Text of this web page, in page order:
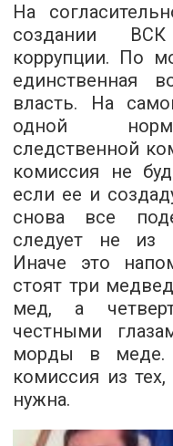
На
создании
коррупции. По
единственная
власть. На
одной
следственной
комиссия не
если ее и
снова все
следует не из
Иначе это
стоят три
мед, а
честными
морды в меде.
комиссия из
нужна.